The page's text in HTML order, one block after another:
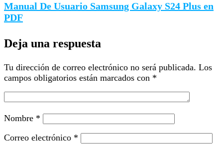
Manual De Usuario Samsung Galaxy S24 Plus en
PDF
Deja una respuesta
Tu dirección de correo electrónico no será publicada. Los
campos obligatorios están marcados con *
Nombre *
Correo electrónico *